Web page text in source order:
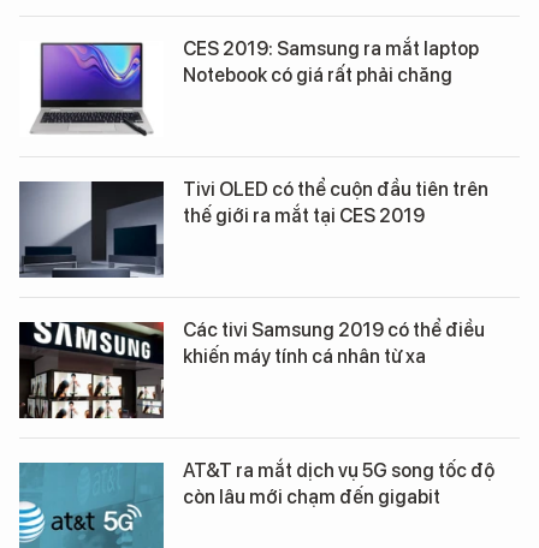
CES 2019: Samsung ra mắt laptop
Notebook có giá rất phải chăng
Tivi OLED có thể cuộn đầu tiên trên
thế giới ra mắt tại CES 2019
Các tivi Samsung 2019 có thể điều
khiến máy tính cá nhân từ xa
AT&T ra mắt dịch vụ 5G song tốc độ
còn lâu mới chạm đến gigabit